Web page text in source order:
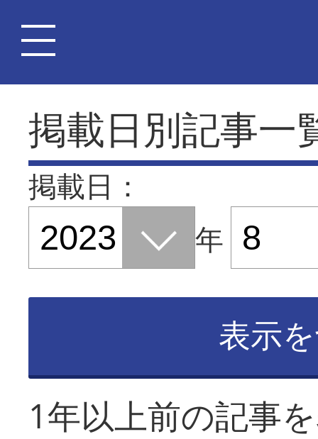
掲載日別記事一
掲載日：
年
表示
1年以上前の記事